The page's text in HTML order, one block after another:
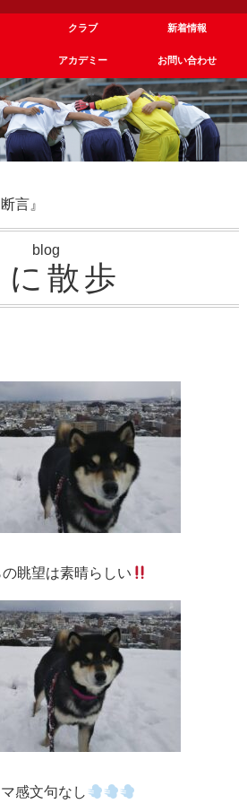
クラブ 新着情報
アカデミー お問い合わせ
断言』
blog
に散歩
の眺望は素晴らしい
感文句なし